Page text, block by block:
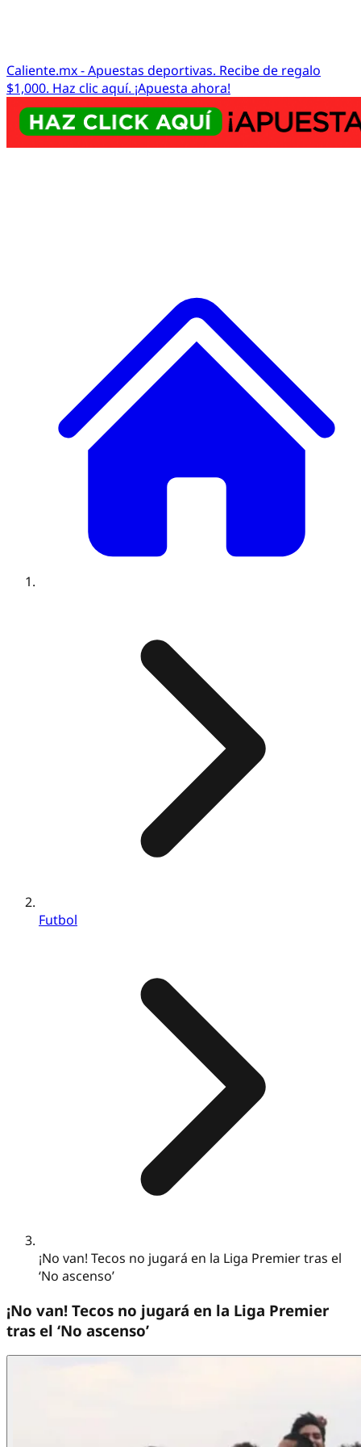
Caliente.mx - Apuestas deportivas. Recibe de regalo
$1,000. Haz clic aquí. ¡Apuesta ahora!
Futbol
¡No van! Tecos no jugará en la Liga Premier tras el
‘No ascenso’
¡No van! Tecos no jugará en la Liga Premier
tras el ‘No ascenso’